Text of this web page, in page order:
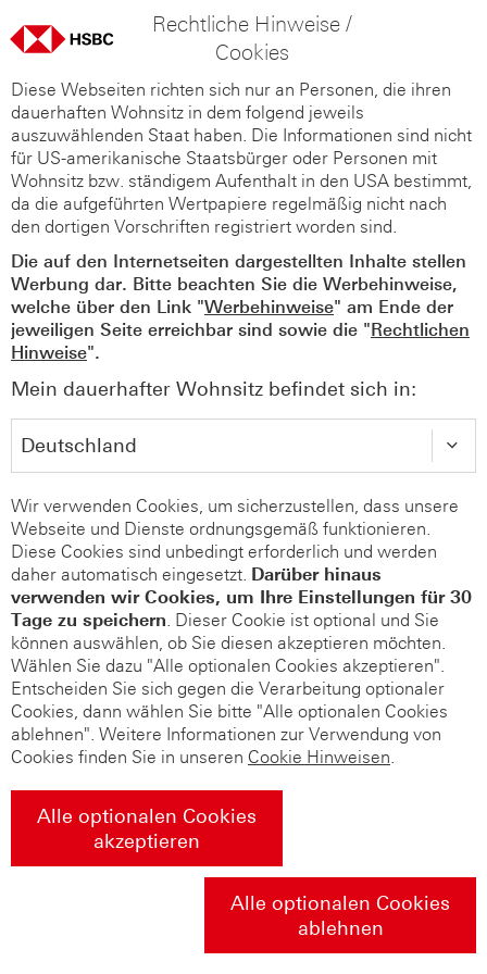
Rechtliche Hinweise /
Cookies
Diese Webseiten richten sich nur an Personen, die ihren
dauerhaften Wohnsitz in dem folgend jeweils
auszuwählenden Staat haben. Die Informationen sind nicht
für US-amerikanische Staatsbürger oder Personen mit
Wohnsitz bzw. ständigem Aufenthalt in den USA bestimmt,
da die aufgeführten Wertpapiere regelmäßig nicht nach
den dortigen Vorschriften registriert worden sind.
Die auf den Internetseiten dargestellten Inhalte stellen
Werbung dar. Bitte beachten Sie die Werbehinweise,
welche über den Link "Werbehinweise" am Ende der
jeweiligen Seite erreichbar sind sowie die "Rechtlichen
Hinweise".
Mein dauerhafter Wohnsitz befindet sich in:
Wir verwenden Cookies, um sicherzustellen, dass unsere
Webseite und Dienste ordnungsgemäß funktionieren.
Diese Cookies sind unbedingt erforderlich und werden
daher automatisch eingesetzt. Darüber hinaus
verwenden wir Cookies, um Ihre Einstellungen für 30
Tage zu speichern. Dieser Cookie ist optional und Sie
können auswählen, ob Sie diesen akzeptieren möchten.
Wählen Sie dazu "Alle optionalen Cookies akzeptieren".
Entscheiden Sie sich gegen die Verarbeitung optionaler
Cookies, dann wählen Sie bitte "Alle optionalen Cookies
ablehnen". Weitere Informationen zur Verwendung von
Cookies finden Sie in unseren Cookie Hinweisen.
Alle optionalen Cookies
akzeptieren
Alle optionalen Cookies
ablehnen